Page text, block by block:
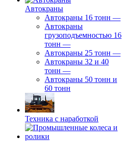
Автокраны
Автокраны 16 тонн —
Автокраны
грузоподъемностью 16
тонн —
Автокраны 25 тонн —
Автокраны 32 и 40
тонн —
Автокраны 50 тонн и
60 тонн
Техника с наработкой